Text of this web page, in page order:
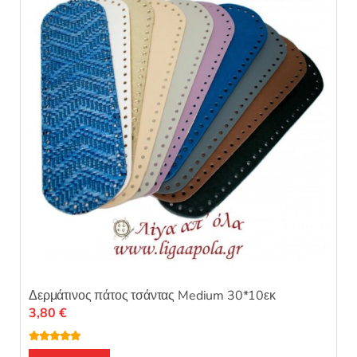
Δερμάτινος πάτος τσάντας Medium 30*10εκ
Βαθμολογή
3,80 €